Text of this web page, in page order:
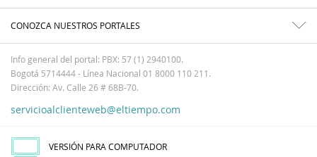
CONOZCA NUESTROS PORTALES
Info general del portal: PBX: 57 (1) 2940100.
Bogotá 5714444 - Línea Nacional 01 8000 110 211.
Dirección: Av. Calle 26 # 68B-70.
servicioalclienteweb@eltiempo.com
VERSIÓN PARA COMPUTADOR